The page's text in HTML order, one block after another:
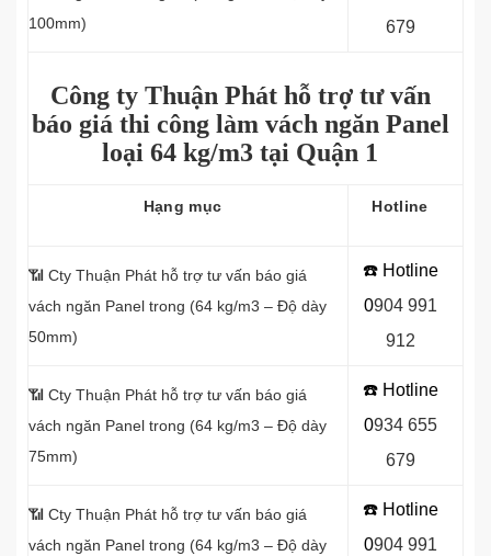
100mm)
679
Công ty Thuận Phát hỗ trợ tư vấn
báo giá thi công làm vách ngăn Panel
loại 64 kg/m3 tại Quận 1
Hạng mục Hotline
📶 Cty Thuận Phát hỗ trợ tư vấn báo giá
vách ngăn Panel trong (64 kg/m3 – Độ dày
50mm)
☎️ Hotline
0904 991
912
📶 Cty Thuận Phát hỗ trợ tư vấn báo giá
vách ngăn Panel trong (64 kg/m3 – Độ dày
75mm)
☎️ Hotline
0934 655
679
📶 Cty Thuận Phát hỗ trợ tư vấn báo giá
vách ngăn Panel trong (64 kg/m3 – Độ dày
☎️ Hotline
0904 991